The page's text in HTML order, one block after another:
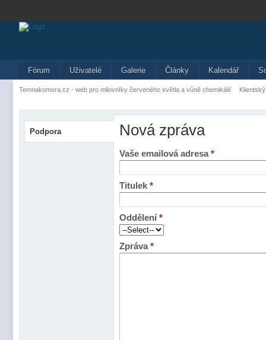
Fórum Uživatelé Galerie Články Kalendář
Temnakomora.cz - web pro milovníky červeného světla a vůně chemikálií
Podpora Nová zpráva
Vaše emailová adresa*
Titulek *
Oddělení*
Zpráva*